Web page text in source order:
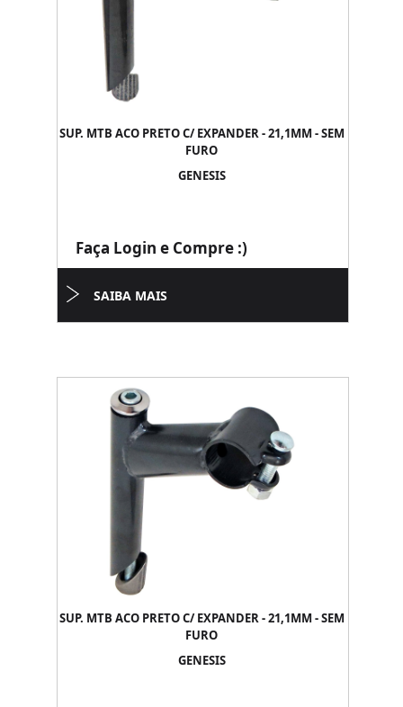
SUP. MTB ACO PRETO C/ EXPANDER - 21,1MM - SEM
FURO
GENESIS
Faça Login e Compre :)
SAIBA MAIS
SUP. MTB ACO PRETO C/ EXPANDER - 21,1MM - SEM
FURO
GENESIS